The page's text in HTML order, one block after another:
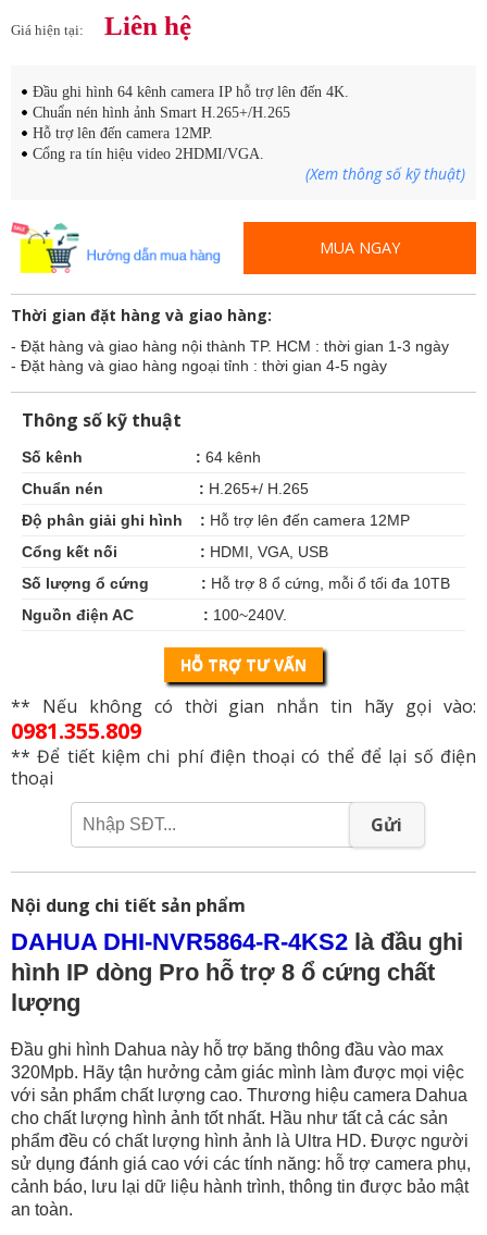
Giá hiện tại: Liên hệ
Đầu ghi hình 64 kênh camera IP hỗ trợ lên đến 4K.
Chuẩn nén hình ảnh Smart H.265+/H.265
Hỗ trợ lên đến camera 12MP.
Cổng ra tín hiệu video 2HDMI/VGA.
(Xem thông số kỹ thuật)
MUA NGAY
Thời gian đặt hàng và giao hàng:
- Đặt hàng và giao hàng nội thành TP. HCM : thời gian 1-3 ngày
- Đặt hàng và giao hàng ngoại tỉnh : thời gian 4-5 ngày
Thông số kỹ thuật
Số kênh : 64 kênh
Chuẩn nén : H.265+/ H.265
Độ phân giải ghi hình : Hỗ trợ lên đến camera 12MP
Cổng kết nối : HDMI, VGA, USB
Số lượng ổ cứng : Hỗ trợ 8 ổ cứng, mỗi ổ tối đa 10TB
Nguồn điện AC : 100~240V.
HỖ TRỢ TƯ VẤN
** Nếu không có thời gian nhắn tin hãy gọi vào:
0981.355.809
** Để tiết kiệm chi phí điện thoại có thể để lại số điện
thoại
Gửi
Nội dung chi tiết sản phẩm
DAHUA DHI-NVR5864-R-4KS2 là đầu ghi
hình IP dòng Pro hỗ trợ 8 ổ cứng chất
lượng
Đầu ghi hình Dahua này hỗ trợ băng thông đầu vào max
320Mpb. Hãy tận hưởng cảm giác mình làm được mọi việc
với sản phẩm chất lượng cao. Thương hiệu camera Dahua
cho chất lượng hình ảnh tốt nhất. Hầu như tất cả các sản
phẩm đều có chất lượng hình ảnh là Ultra HD. Được người
sử dụng đánh giá cao với các tính năng: hỗ trợ camera phụ,
cảnh báo, lưu lại dữ liệu hành trình, thông tin được bảo mật
an toàn.